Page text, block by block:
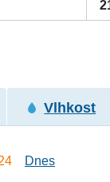
Vlhkost
Dnes